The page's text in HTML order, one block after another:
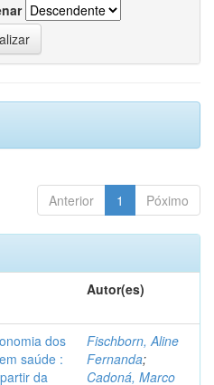
Anterior 1 Póximo
Autor(es)
dos
saúde :
da
Fischborn, Aline
Fernanda;
Cadoná, Marco